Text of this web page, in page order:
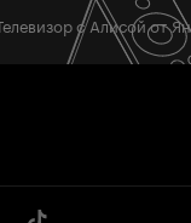
с Алисой от